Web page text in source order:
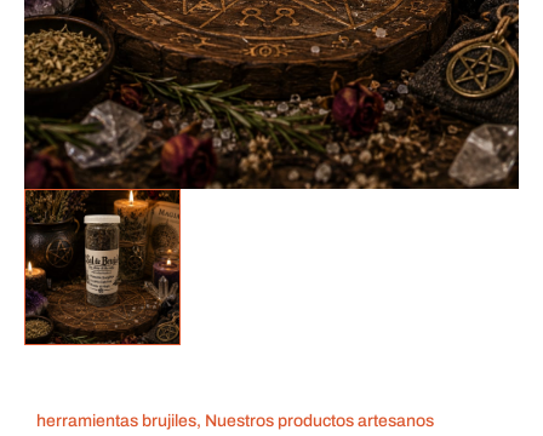
herramientas brujiles, Nuestros productos artesanos